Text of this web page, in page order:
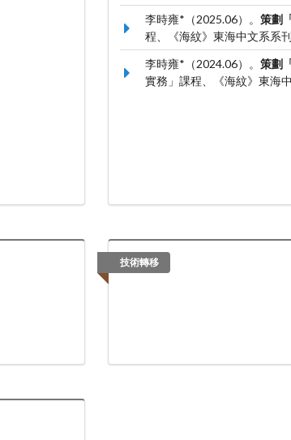
李時雍*（2025.06）。 策劃
程、《海紋》東海中文系系刊
李時雍*（2024.06）。 策劃
實務」課程、《海紋》東海中
技術轉移